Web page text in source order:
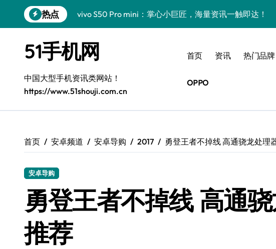
到
热点
vivo S50 Pro mini：掌心小巨匠，海量资讯一触即达！
小米17 Pro震撼来袭！超实用功能抢先揭秘，速来围观！
三星Galaxy Z Fold7抢先揭秘！手机管家带你探新亮点
S25 Ultra颜值炸裂！定制主题潮翻天！
S25+闪亮登场，这样拍更吸睛！
S26+颜值暴增！三星机皇美颜秘籍曝光
三星Galaxy Z TriFold，三折叠屏新风尚，一手掌控未来
51手机网
中国大型手机资讯类网站！
https://www.51shouji.com.cn
首页 资讯 热门品牌
OPPO
首页 安卓频道 安卓导购 2017 勇登王者不掉线 高通骁龙处理
安卓导购
勇登王者不掉线 高通
推荐